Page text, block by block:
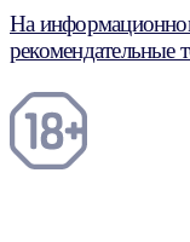
На
рекомендательные